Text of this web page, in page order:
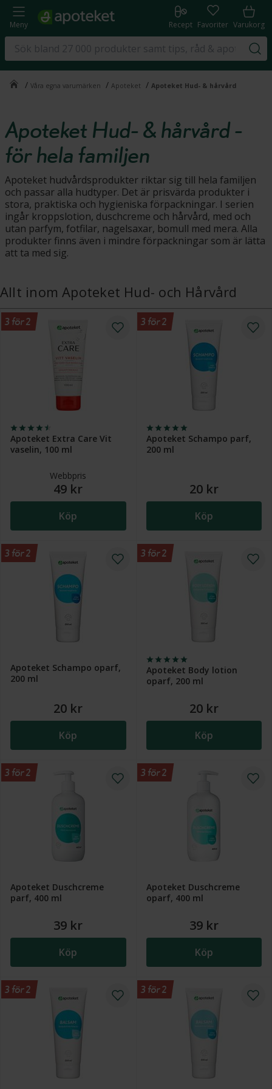
Meny Recept Favoriter Varukorg
/ Våra egna varumärken / Apoteket / Apoteket Hud- & hårvård
Apoteket Hud- & hårvård -
för hela familjen
Apoteket hudvårdsprodukter riktar sig till hela familjen
och passar alla hudtyper. Det är prisvärda produkter i
stora, praktiska och hygieniska förpackningar. I serien
ingår kroppslotion, duschcreme och hårvård, med och
utan parfym, fotfilar, nagelsaxar, bomull med mera. Alla
produkter finns även i mindre förpackningar som är lätta
att ta med sig.
Allt inom Apoteket Hud- och Hårvård
Apoteket Extra Care Vit
vaselin, 100 ml
Webbpris
49 kr
Köp
3 för 2
Apoteket Schampo parf,
200 ml
20 kr
Köp
3 för 2
Apoteket Schampo oparf,
200 ml
20 kr
Köp
3 för 2
Apoteket Body lotion
oparf, 200 ml
20 kr
Köp
3 för 2
Apoteket Duschcreme
parf, 400 ml
39 kr
Köp
3 för 2
Apoteket Duschcreme
oparf, 400 ml
39 kr
Köp
3 för 2
3 för 2 3 för 2